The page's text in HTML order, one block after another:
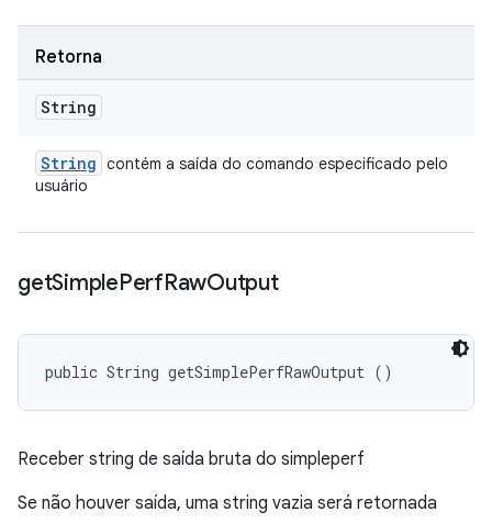
Retorna
String
String contém a saída do comando especificado pelo
usuário
getSimplePerfRawOutput
public String getSimplePerfRawOutput ()
Receber string de saída bruta do simpleperf
Se não houver saída, uma string vazia será retornada